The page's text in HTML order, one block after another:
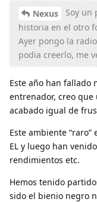
Nexus
Soy un
historia en el otro
Ayer pongo la
podia creerlo, me
Este año han fallado
entrenador, creo
acabado igual de
Este ambiente
EL y luego han
rendimientos etc.
Hemos tenido
sido el bienio negro